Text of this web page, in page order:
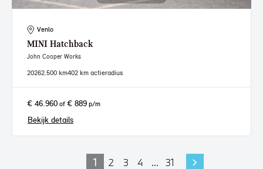
Venlo
MINI Hatchback
John Cooper Works
20262.500 km402 km actieradius
€ 46.960 of € 889 p/m
Bekijk details
1 2 3 4 ... 31